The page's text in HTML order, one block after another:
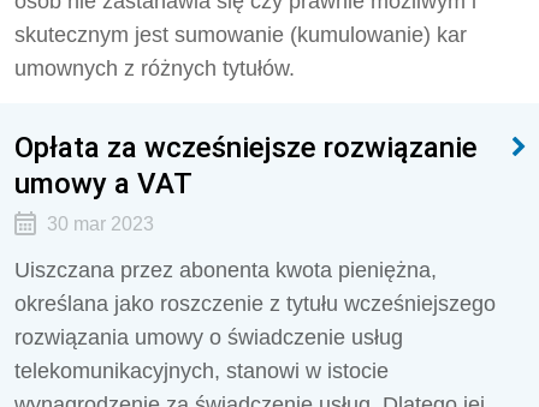
skutecznym jest sumowanie (kumulowanie) kar
umownych z różnych tytułów.
Opłata za wcześniejsze rozwiązanie
umowy a VAT
30 mar 2023
Uiszczana przez abonenta kwota pieniężna,
określana jako roszczenie z tytułu wcześniejszego
rozwiązania umowy o świadczenie usług
telekomunikacyjnych, stanowi w istocie